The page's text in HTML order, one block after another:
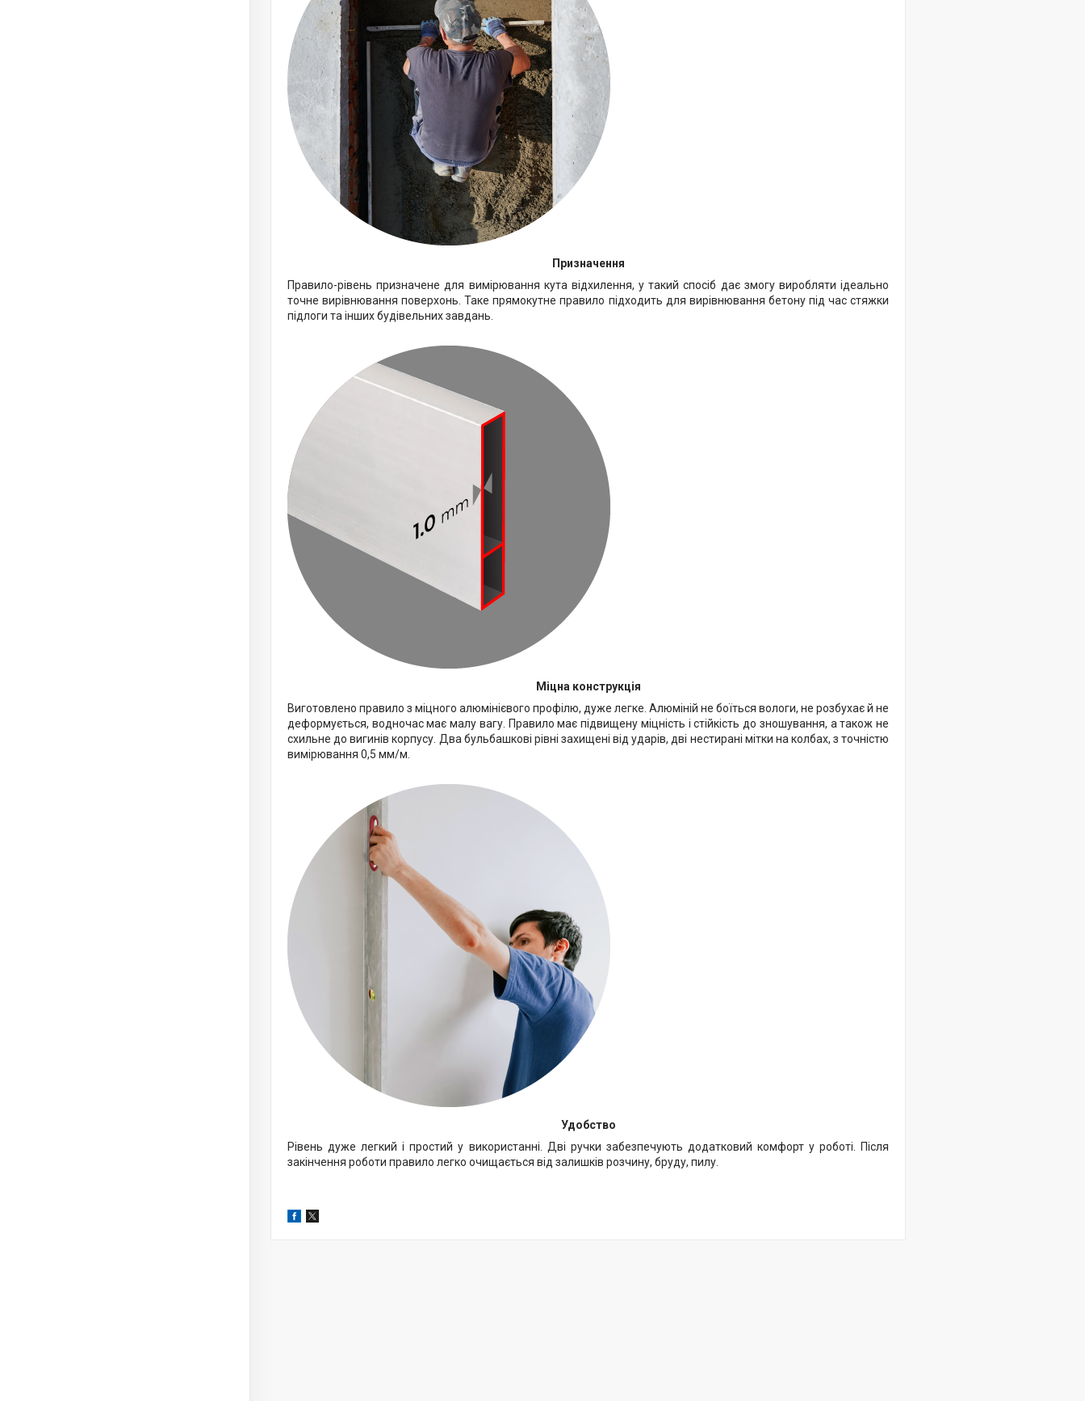
Призначення
Правило-рівень призначене для вимірювання кута відхилення, у такий спосіб дає змогу виробляти ідеально
точне вирівнювання поверхонь. Таке прямокутне правило підходить для вирівнювання бетону під час стяжки
підлоги та інших будівельних завдань.
Міцна конструкція
Виготовлено правило з міцного алюмінієвого профілю, дуже легке. Алюміній не боїться вологи, не розбухає й не
деформується, водночас має малу вагу. Правило має підвищену міцність і стійкість до зношування, а також не
схильне до вигинів корпусу. Два бульбашкові рівні захищені від ударів, дві нестирані мітки на колбах, з точністю
вимірювання 0,5 мм/м.
Удобство
Рівень дуже легкий і простий у використанні. Дві ручки забезпечують додатковий комфорт у роботі. Після
закінчення роботи правило легко очищається від залишків розчину, бруду, пилу.